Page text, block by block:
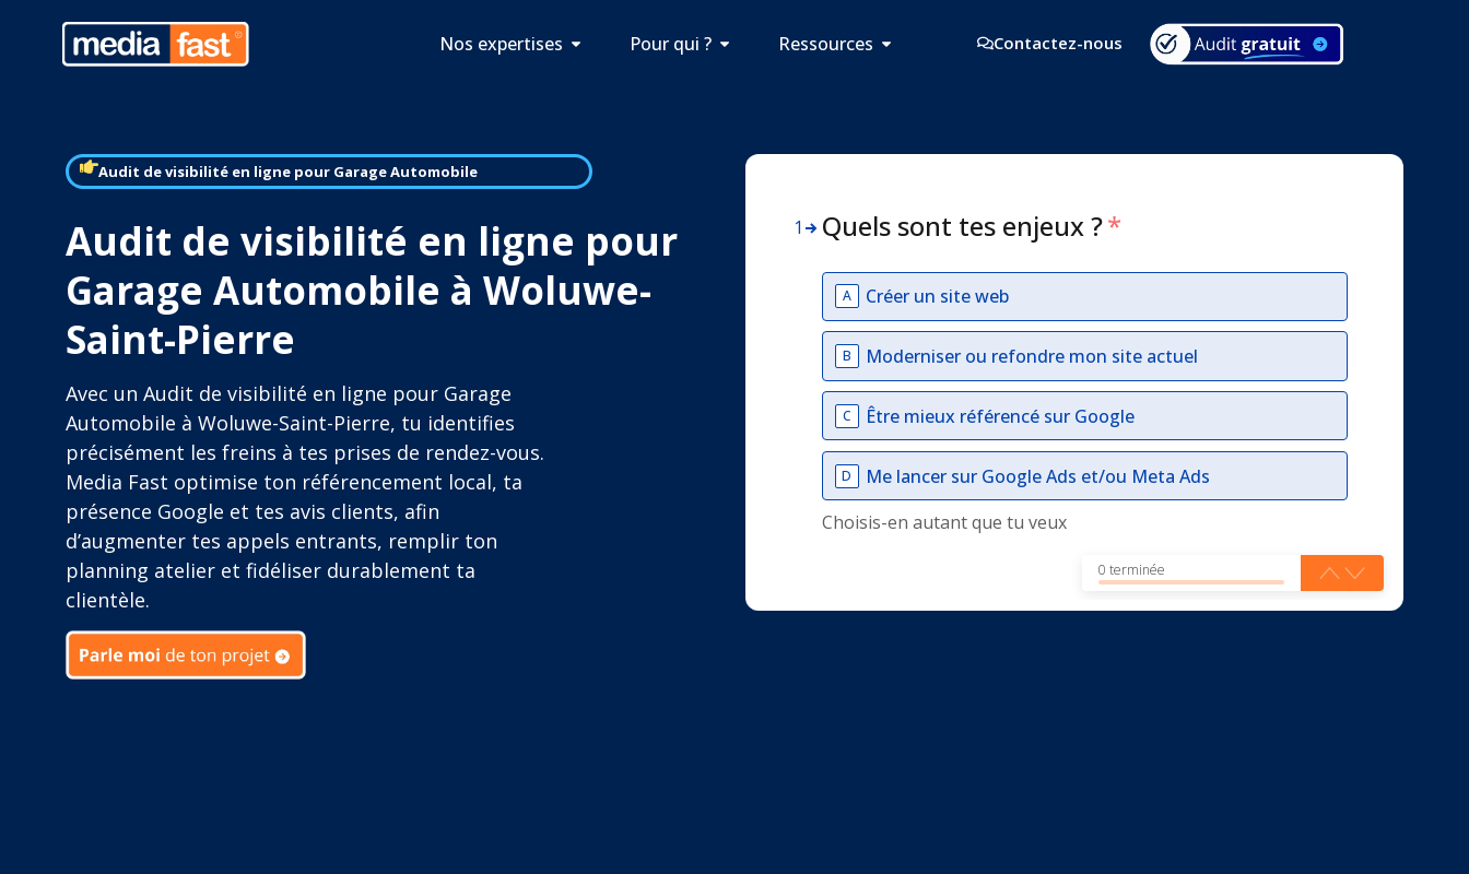
Nos expertises Pour qui ? Ressources Contactez-nous
Audit de visibilité en ligne pour Garage Automobile
Audit de visibilité en ligne pour
Garage Automobile à Woluwe-
Saint-Pierre
Avec un Audit de visibilité en ligne pour Garage
Automobile à Woluwe-Saint-Pierre, tu identifies
précisément les freins à tes prises de rendez-vous.
Media Fast optimise ton référencement local, ta
présence Google et tes avis clients, afin
d’augmenter tes appels entrants, remplir ton
planning atelier et fidéliser durablement ta
clientèle.
1 Quels sont tes enjeux ?*
A Créer un site web
B Moderniser ou refondre mon site actuel
C Être mieux référencé sur Google
D
Me lancer sur Google Ads et/ou Meta Ads
Choisis-en autant que tu veux
0 terminée